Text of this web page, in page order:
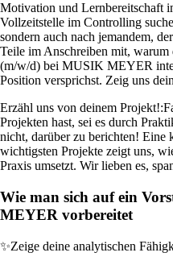
Motivation und Lernbereitschaft
Vollzeitstelle im Controlling
sondern auch nach jemandem,
Teile im Anschreiben mit,
(m/w/d) bei MUSIK MEYER
Position versprichst. Zeig uns
Erzähl uns von deinem Projekt!:
Projekten hast, sei es durch
nicht, darüber zu berichten! Eine
wichtigsten Projekte zeigt uns,
Praxis umsetzt. Wir lieben es,
Wie man sich auf ein
MEYER vorbereitet
✨Zeige deine analytischen